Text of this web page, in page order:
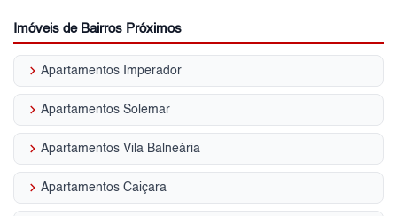
Imóveis de Bairros Próximos
keyboard_arrow_right Apartamentos Imperador
keyboard_arrow_right Apartamentos Solemar
keyboard_arrow_right Apartamentos Vila Balneária
keyboard_arrow_right Apartamentos Caiçara